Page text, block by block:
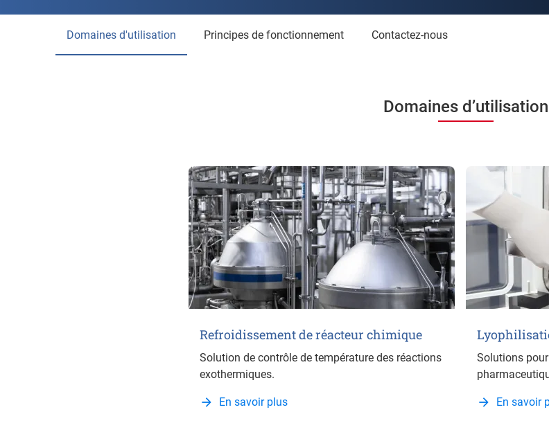
Domaines d'utilisation Principes de fonctionnement Contactez-nous
Domaines d’utilisation
Refroidissement de réacteur chimique
Solution de contrôle de température des réactions
exothermiques.
En savoir plus
Solutions
En savoir